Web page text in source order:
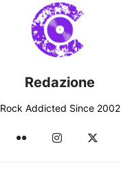
Redazione
Rock Addicted Since 2002